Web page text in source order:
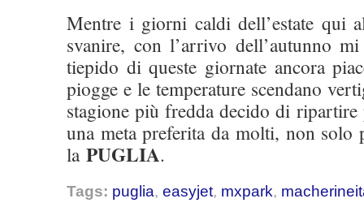
Mentre i giorni caldi dell’estate qui
svanire, con l’arrivo dell’autunno
tiepido di queste giornate ancora
piogge e le temperature scendano
stagione più fredda decido di
una meta preferita da molti, non solo
la PUGLIA.
Tags: puglia, easyjet, mxpark,